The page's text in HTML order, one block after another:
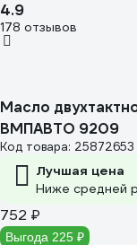
4.9
178 отзывов
Масло
ВМПАВТО 9209
Код товара: 25872653
Лучшая цена
Ниже средней
752 ₽
Выгода 225 ₽